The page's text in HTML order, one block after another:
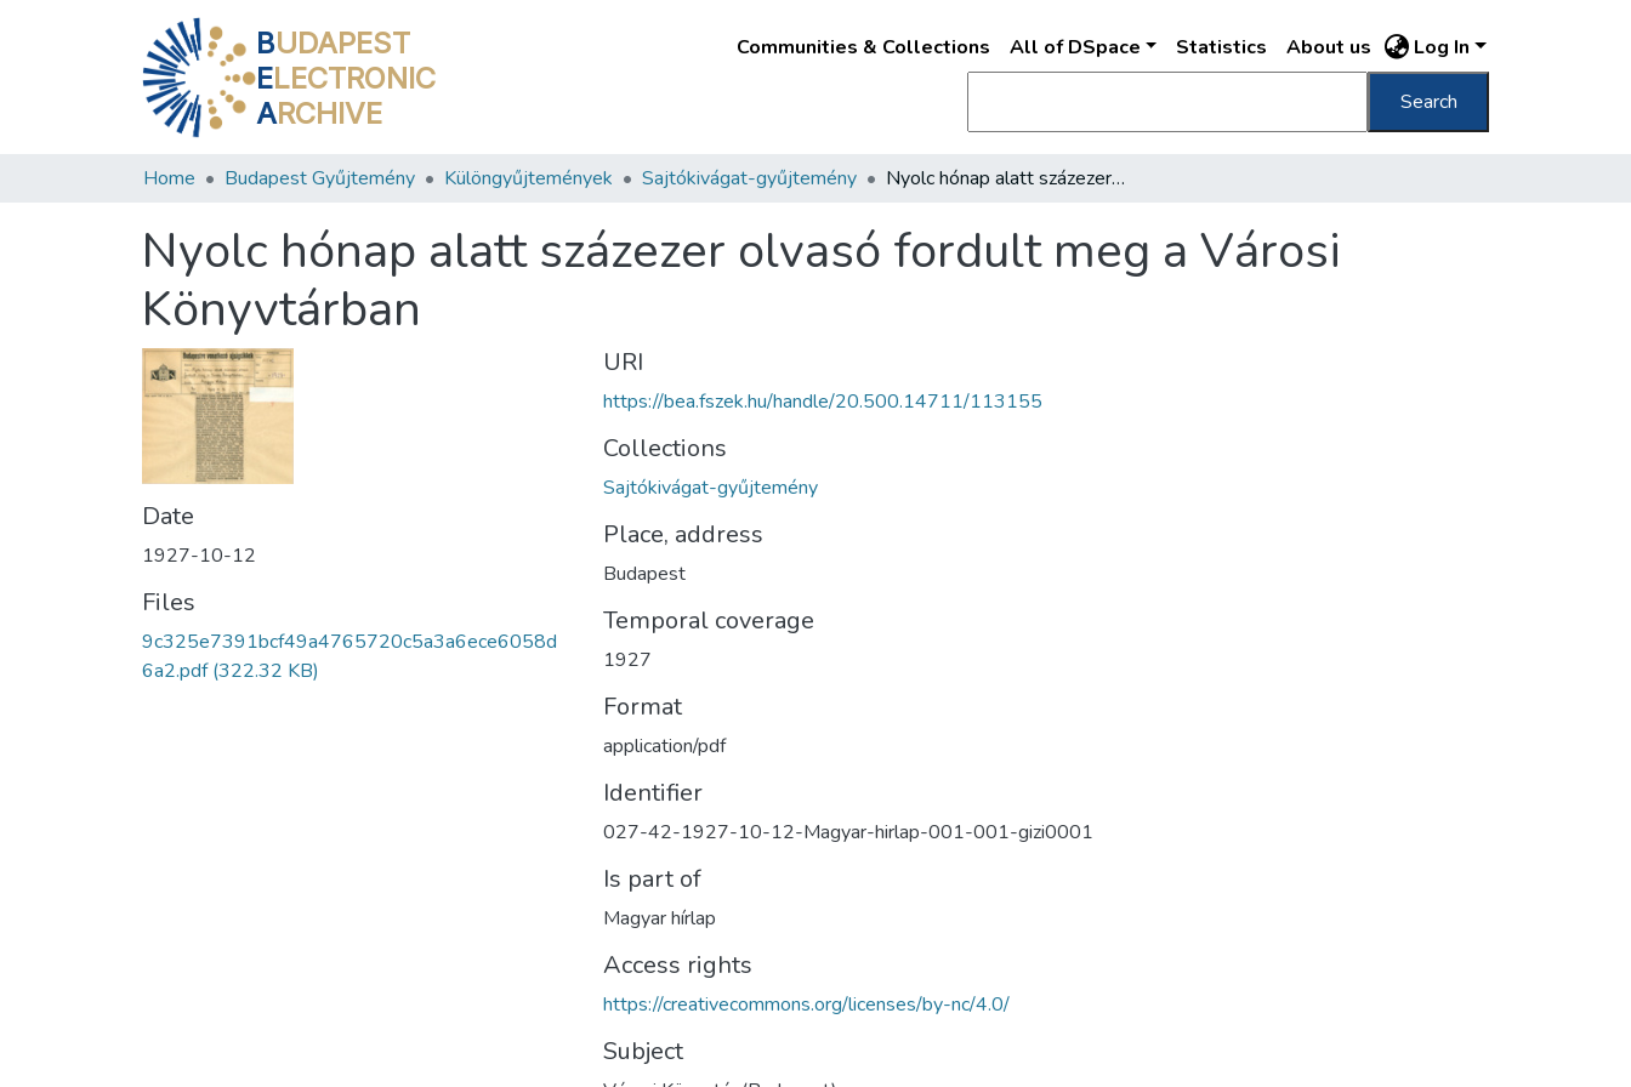
BUDAPEST
ELECTRONIC
ARCHIVE
Communities & Collections All of DSpace Statistics About us Log In
Search
Home Budapest Gyűjtemény Különgyűjtemények Sajtókivágat-gyűjtemény Nyolc hónap alatt százezer olvasó fordult meg a Városi Könyvtárban
Nyolc hónap alatt százezer olvasó fordult meg a Városi
Könyvtárban
Date
1927-10-12
Files
9c325e7391bcf49a4765720c5a3a6ece6058d
6a2.pdf(322.32 KB)
URI
https://bea.fszek.hu/handle/20.500.14711/113155
Collections
Sajtókivágat-gyűjtemény
Place, address
Budapest
Temporal coverage
1927
Format
application/pdf
Identifier
027-42-1927-10-12-Magyar-hirlap-001-001-gizi0001
Is part of
Magyar hírlap
Access rights
https://creativecommons.org/licenses/by-nc/4.0/
Subject